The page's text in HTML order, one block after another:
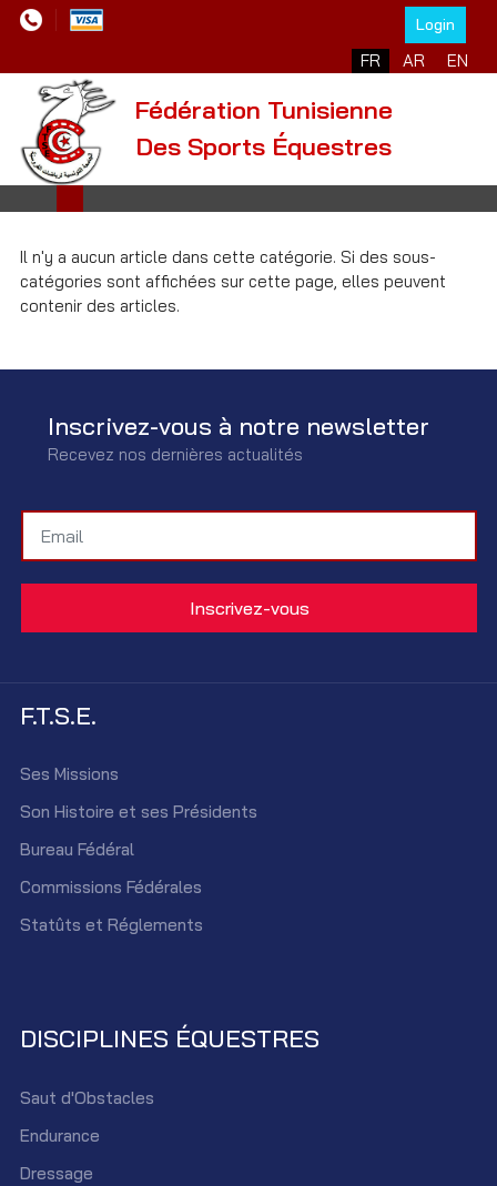
Login
Sélectionnez votre
FR AR EN
Fédération Tunisienne
Des Sports Équestres
Il n'y a aucun article dans cette catégorie. Si des sous-
catégories sont affichées sur cette page, elles peuvent
contenir des articles.
Inscrivez-vous à notre newsletter
Recevez nos dernières actualités
F.T.S.E.
Ses Missions
Son Histoire et ses Présidents
Bureau Fédéral
Commissions Fédérales
Statûts et Réglements
DISCIPLINES ÉQUESTRES
Saut d'Obstacles
Endurance
Dressage